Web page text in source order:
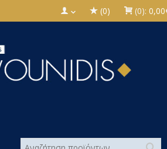
(0) (0): 0,00